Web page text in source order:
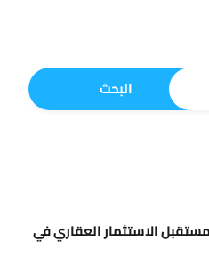
البحث
الاستثمار العقاري في